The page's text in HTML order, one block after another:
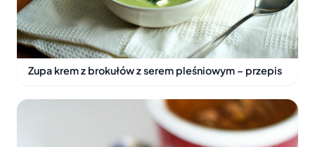
Zupa krem z brokułów z serem pleśniowym – przepis